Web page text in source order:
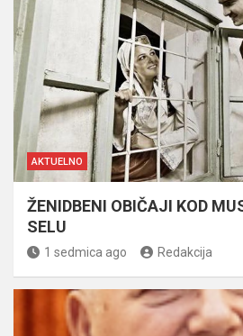
AKTUELNO
ŽENIDBENI OBIČAJI KOD
SELU
1 sedmica ago Redakcija